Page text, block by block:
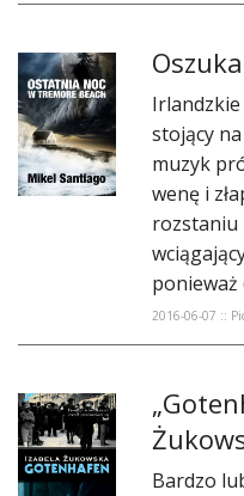
stojący
muzyk
wenę i
rozstaniu
ponieważ
2016-06-07 ::
Bardzo